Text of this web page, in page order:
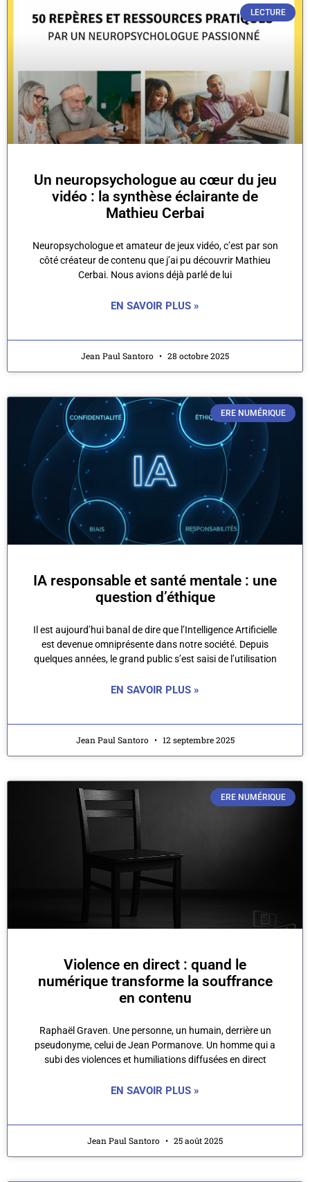
LECTURE
Un neuropsychologue au cœur du jeu
vidéo : la synthèse éclairante de
Mathieu Cerbai
Neuropsychologue et amateur de jeux vidéo, c’est par son
côté créateur de contenu que j’ai pu découvrir Mathieu
Cerbai. Nous avions déjà parlé de lui
EN SAVOIR PLUS »
Jean Paul Santoro 28 octobre 2025
ERE NUMÉRIQUE
IA responsable et santé mentale : une
question d’éthique
Il est aujourd’hui banal de dire que l’Intelligence Artificielle
est devenue omniprésente dans notre société. Depuis
quelques années, le grand public s’est saisi de l’utilisation
EN SAVOIR PLUS »
Jean Paul Santoro 12 septembre 2025
ERE NUMÉRIQUE
Violence en direct : quand le
numérique transforme la souffrance
en contenu
Raphaël Graven. Une personne, un humain, derrière un
pseudonyme, celui de Jean Pormanove. Un homme qui a
subi des violences et humiliations diffusées en direct
EN SAVOIR PLUS »
Jean Paul Santoro 25 août 2025